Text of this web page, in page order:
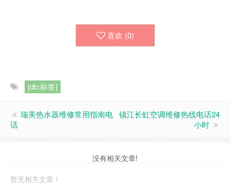
喜欢 (0)
[db:标签]
瑞美热水器维修常用指南电
话
镇江长虹空调维修热线电话24
小时
没有相关文章!
暂无相关文章！